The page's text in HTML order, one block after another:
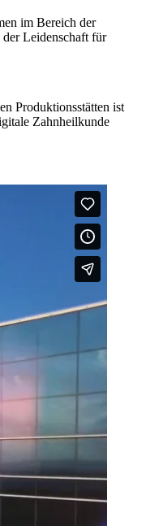
im Bereich der
Leidenschaft für
Produktionsstätten ist
Zahnheilkunde